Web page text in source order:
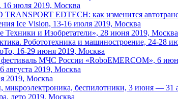
июля 2019, Москва
EDTECH: как изменится
Ice Vision, 13-16 июля 2019, Москва
и Изобретатели», 28 июня 2019, Москва
Робототехника и машиностроение, 24-28
16-29 июня 2019, Москва
фестиваль МЧС России «RoboEMERCOM», 6
августа 2019, Москва
2019, Москва
беспилотники, 3 июня — 31
лето 2019, Москва